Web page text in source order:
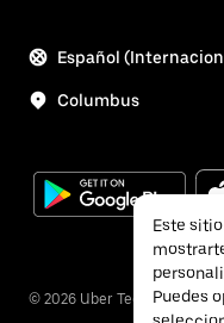
Español
Columbus
© 2026 Uber Technologies
Este
Puedes